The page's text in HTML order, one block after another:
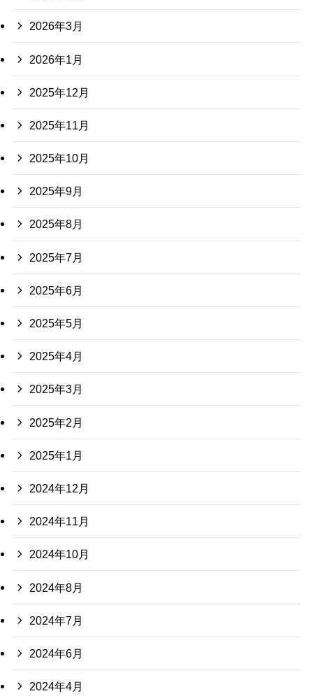
2026年3月
2026年1月
2025年12月
2025年11月
2025年10月
2025年9月
2025年8月
2025年7月
2025年6月
2025年5月
2025年4月
2025年3月
2025年2月
2025年1月
2024年12月
2024年11月
2024年10月
2024年8月
2024年7月
2024年6月
2024年4月